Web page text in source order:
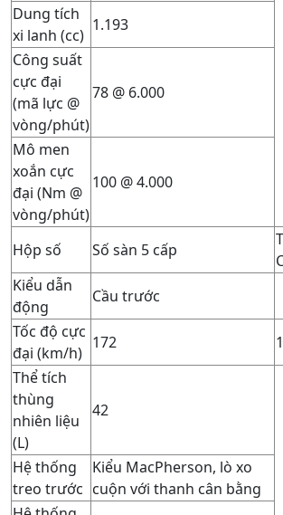
Dung tích
xi lanh (cc)
1.193
Công suất
cực đại
(mã lực @
vòng/phút)
78 @ 6.000
Mô men
xoắn cực
đại (Nm @
vòng/phút)
100 @ 4.000
Hộp số Số sàn 5 cấp
Kiểu dẫn
động
Cầu trước
Tốc độ cực
đại (km/h)
172
Thể tích
thùng
nhiên liệu
(L)
42
Hệ thống
treo trước
Kiểu MacPherson, lò xo
cuộn với thanh cân bằng